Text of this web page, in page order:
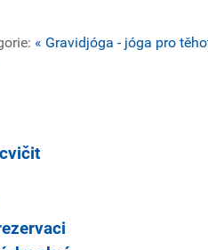
« Gravidjóga - jóga pro